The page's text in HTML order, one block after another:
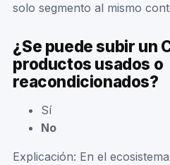
solo segmento al mismo
¿Se puede subir un
productos usados o
reacondicionados?
Sí
No
Explicación: En el